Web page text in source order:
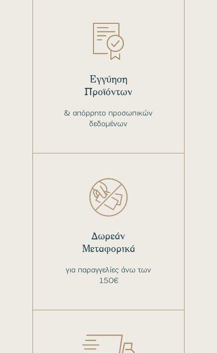
& απόρρητο προσωπικών
δεδομένων
Εγγύηση
Προϊόντων
για παραγγελίες άνω των
150€
Δωρεάν
Μεταφορικά